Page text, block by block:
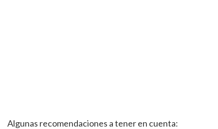
Algunas recomendaciones a tener en cuenta: